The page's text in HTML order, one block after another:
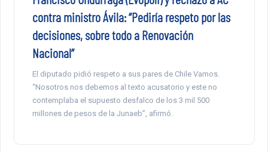
contra ministro Ávila: “Pediría respeto por las
decisiones, sobre todo a Renovación
Nacional”
El diputado pidió respeto a sus pares de Chile Vamos.
“Nosotros nos debemos al texto acusatorio y este no
contemplaba el supuesto desfalco de los 3 mil 500
millones de pesos de la Junaeb”, afirmó.